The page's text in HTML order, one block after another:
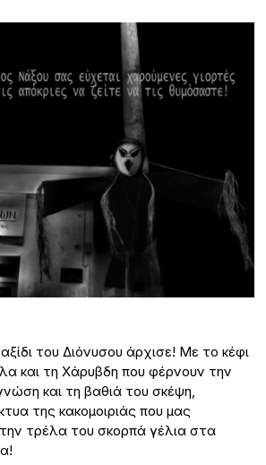
του Διόνυσου άρχισε! Με το κέφι
και τη Χάρυβδη που φέρνουν την
και τη βαθιά του σκέψη,
της κακομοιριάς που μας
την τρέλα του σκορπά γέλια στα